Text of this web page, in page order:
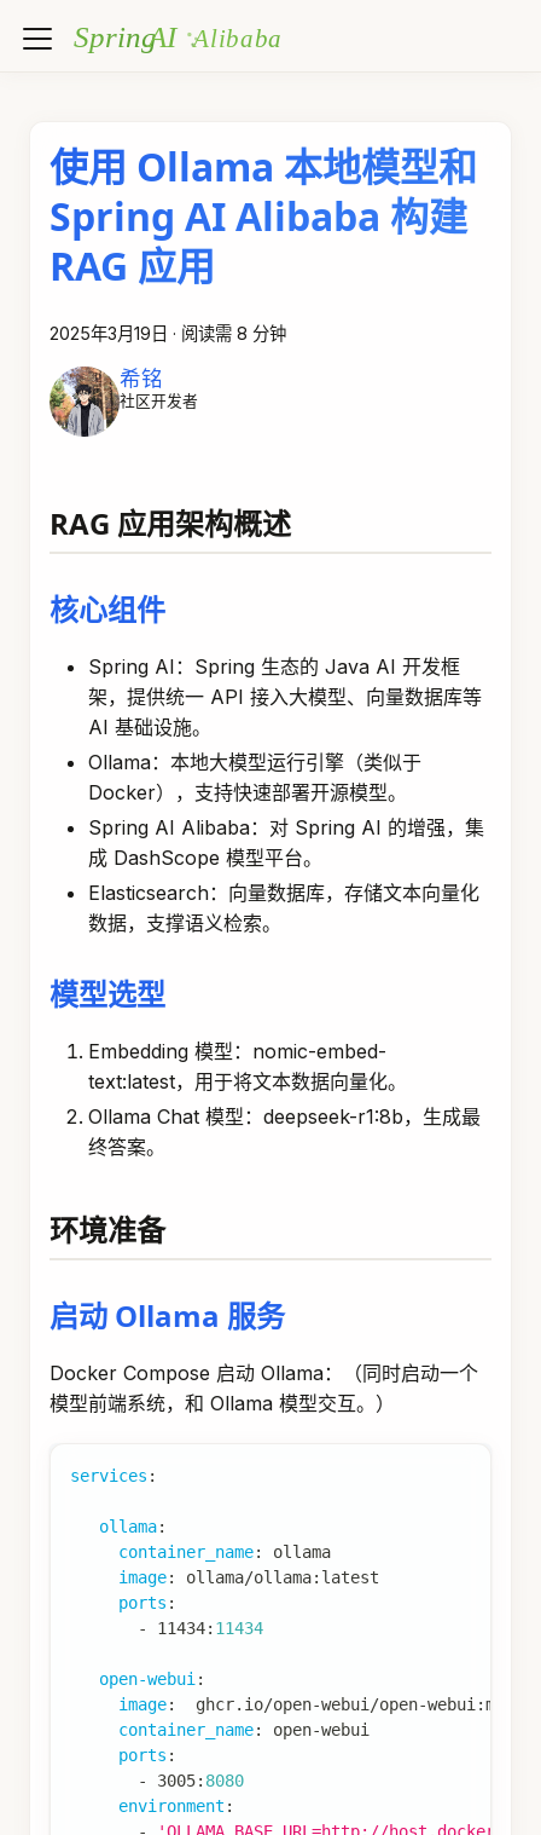
使用 Ollama 本地模型和
Spring AI Alibaba 构建
RAG 应用
2025年3月19日 · 阅读需 8 分钟
希铭
社区开发者
RAG 应用架构概述
核心组件
Spring AI：Spring 生态的 Java AI 开发框
架，提供统一 API 接入大模型、向量数据库等
AI 基础设施。
Ollama：本地大模型运行引擎（类似于
Docker），支持快速部署开源模型。
Spring AI Alibaba：对 Spring AI 的增强，集
成 DashScope 模型平台。
Elasticsearch：向量数据库，存储文本向量化
数据，支撑语义检索。
模型选型
Embedding 模型：nomic-embed-
text:latest，用于将文本数据向量化。
Ollama Chat 模型：deepseek-r1:8b，生成最
终答案。
环境准备
启动 Ollama 服务
Docker Compose 启动 Ollama：（同时启动一个
模型前端系统，和 Ollama 模型交互。）
services :
ollama:
container_name:
ollama
image: ollama/ollama: latest
ports :
-
11434: 11434
open-webui :
image:
  ghcr.io/open
-webui/open-webui :main
container_name: open-webui
ports :
-
3005: 8080
environment :
-
'OLLAMA_BASE_URL=http://